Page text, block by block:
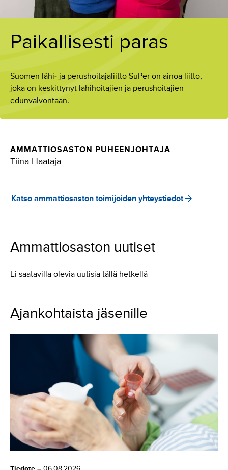
Paikallisesti paras
Suomen lähi- ja perushoitajaliitto SuPer on ainoa liitto,
joka on keskittynyt lähihoitajien ja perushoitajien
edunvalvontaan.
AMMATTIOSASTON PUHEENJOHTAJA
Tiina Haataja
Katso ammattiosaston toimijoiden yhteystiedot
Ammattiosaston uutiset
Ei saatavilla olevia uutisia tällä hetkellä
Ajankohtaista jäsenille